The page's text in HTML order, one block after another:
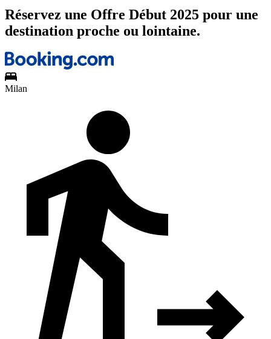
Réservez une Offre Début 2025 pour une
destination proche ou lointaine.
Milan